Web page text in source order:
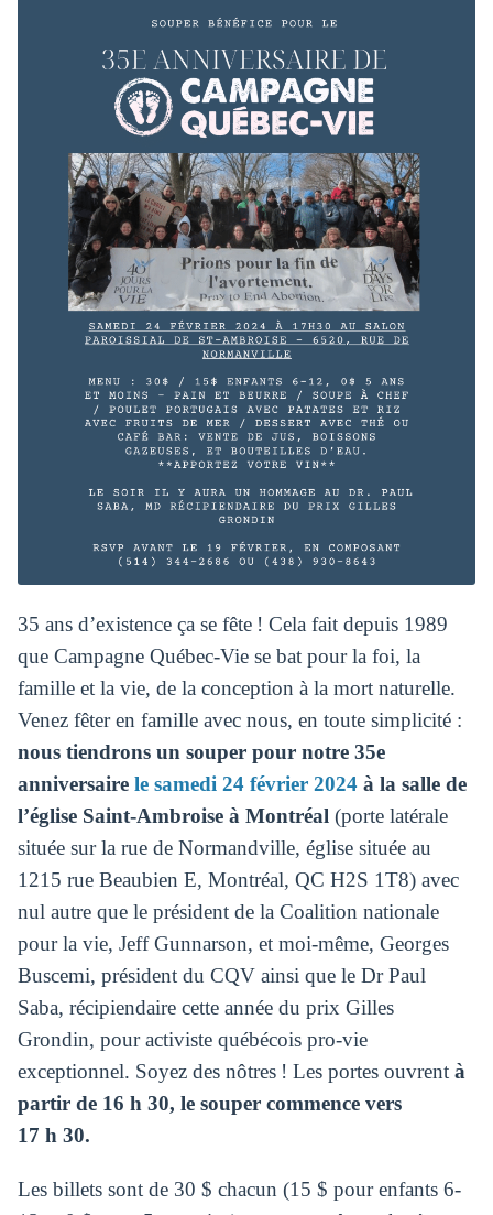
35 ans d’existence ça se fête ! Cela fait depuis 1989
que Campagne Québec-Vie se bat pour la foi, la
famille et la vie, de la conception à la mort naturelle.
Venez fêter en famille avec nous, en toute simplicité :
nous tiendrons un souper pour notre 35e
anniversaire le samedi 24 février 2024à la salle de
l’église Saint-Ambroise à Montréal (porte latérale
située sur la rue de Normandville, église située au
1215 rue Beaubien E, Montréal, QC H2S 1T8) avec
nul autre que le président de la Coalition nationale
pour la vie, Jeff Gunnarson, et moi-même, Georges
Buscemi, président du CQV ainsi que le Dr Paul
Saba, récipiendaire cette année du prix Gilles
Grondin, pour activiste québécois pro-vie
exceptionnel. Soyez des nôtres ! Les portes ouvrent à
partir de 16 h 30, le souper commence vers
17 h 30.
Les billets sont de 30 $ chacun (15 $ pour enfants 6-